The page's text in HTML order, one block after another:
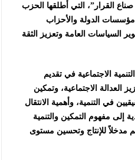
القرار”، التي أطلقها الحزب
مؤسسات الدولة والأحزاب
السياسات العامة وتعزيز الثقة
الاجتماعية في تقديم
العدالة الاجتماعية، وتمكين
في التنمية، وأهمية الانتقال
إلى مفهوم التمكين والتنمية
مدخلاً للإنتاج وتحسين مستوى